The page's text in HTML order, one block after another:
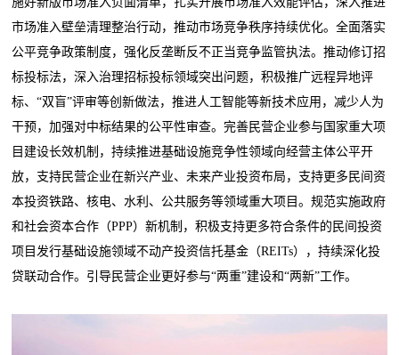
市场准入壁垒清理整治行动，推动市场竞争秩序持续优化。全面落实
公平竞争政策制度，强化反垄断反不正当竞争监管执法。推动修订招
标投标法，深入治理招标投标领域突出问题，积极推广远程异地评
标、“双盲”评审等创新做法，推进人工智能等新技术应用，减少人为
干预，加强对中标结果的公平性审查。完善民营企业参与国家重大项
目建设长效机制，持续推进基础设施竞争性领域向经营主体公平开
放，支持民营企业在新兴产业、未来产业投资布局，支持更多民间资
本投资铁路、核电、水利、公共服务等领域重大项目。规范实施政府
和社会资本合作（PPP）新机制，积极支持更多符合条件的民间投资
项目发行基础设施领域不动产投资信托基金（REITs），持续深化投
贷联动合作。引导民营企业更好参与“两重”建设和“两新”工作。